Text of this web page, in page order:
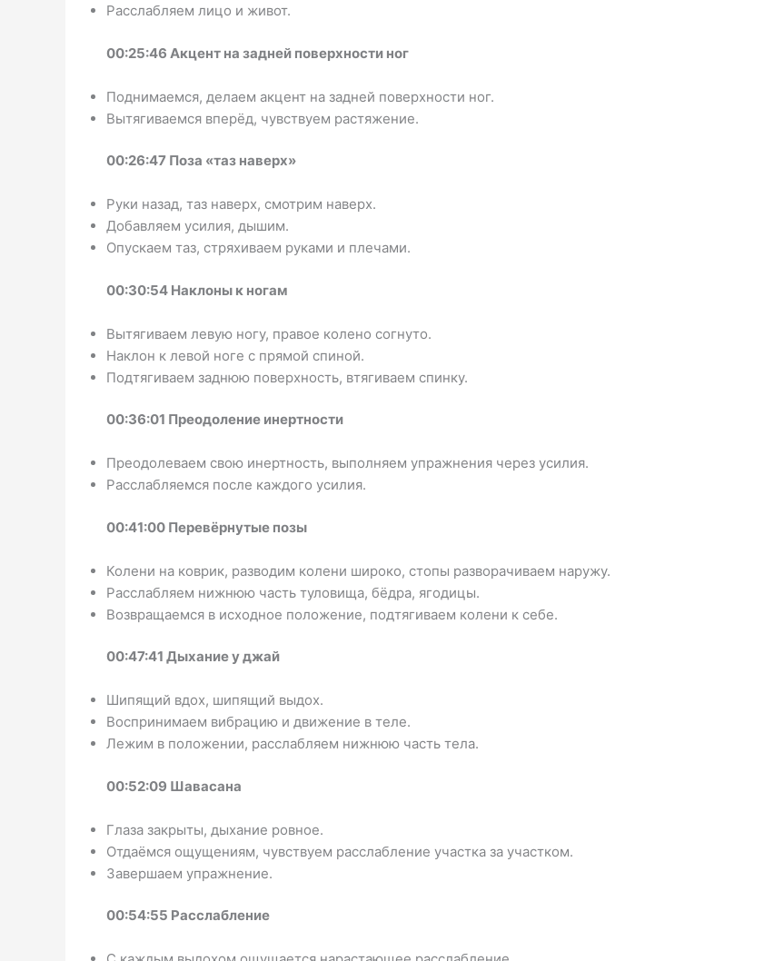
Расслабляем лицо и живот.
00:25:46 Акцент на задней поверхности ног
Поднимаемся, делаем акцент на задней поверхности ног.
Вытягиваемся вперёд, чувствуем растяжение.
00:26:47 Поза «таз наверх»
Руки назад, таз наверх, смотрим наверх.
Добавляем усилия, дышим.
Опускаем таз, стряхиваем руками и плечами.
00:30:54 Наклоны к ногам
Вытягиваем левую ногу, правое колено согнуто.
Наклон к левой ноге с прямой спиной.
Подтягиваем заднюю поверхность, втягиваем спинку.
00:36:01 Преодоление инертности
Преодолеваем свою инертность, выполняем упражнения через усилия.
Расслабляемся после каждого усилия.
00:41:00 Перевёрнутые позы
Колени на коврик, разводим колени широко, стопы разворачиваем наружу.
Расслабляем нижнюю часть туловища, бёдра, ягодицы.
Возвращаемся в исходное положение, подтягиваем колени к себе.
00:47:41 Дыхание у джай
Шипящий вдох, шипящий выдох.
Воспринимаем вибрацию и движение в теле.
Лежим в положении, расслабляем нижнюю часть тела.
00:52:09 Шавасана
Глаза закрыты, дыхание ровное.
Отдаёмся ощущениям, чувствуем расслабление участка за участком.
Завершаем упражнение.
00:54:55 Расслабление